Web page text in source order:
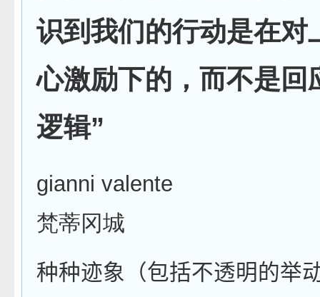
识到我们的行动是在对
心激励下的，而不是回
逻辑”
gianni valente
梵蒂冈城
种种迹象（包括不透明的举